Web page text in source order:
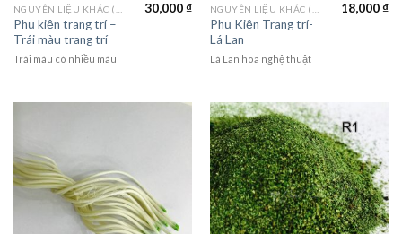
Phụ kiện trang trí –
Trái màu trang trí
30,000₫
Trái màu có nhiều màu
Phụ Kiện Trang trí-
Lá Lan
18,000₫
Lá Lan hoa nghệ thuật